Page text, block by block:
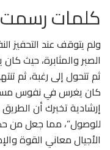
كلمات رسمت
ولم يتوقف عند
الصبر والمثابرة، حيث
ثم تتحول إلى رغبة، ثم
كان يغرس في نفوس
إرشادية تخبرك أن
للوصول”، مما جعل من
الأجيال معاني القوة